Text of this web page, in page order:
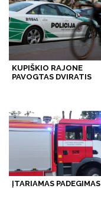
KUPIŠKIO RAJONE
PAVOGTAS DVIRATIS
ĮTARIAMAS PADEGIMAS